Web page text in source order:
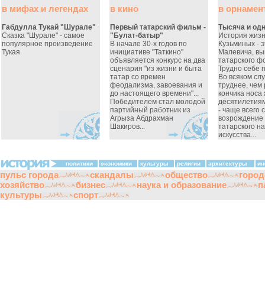
в мифах и легендах
Габдулла Тукай "Шурале"
Сказка "Шурале" - самое
популярное произведение
Тукая
в кино
Первый татарский фильм -
"Булат-батыр"
В начале 30-х годов по
инициативе "Таткино"
объявляется конкурс на два
сценария "из жизни и быта
татар со времен
феодализма, завоевания и
до настоящего времени"...
Победителем стал молодой
партийный работник из
Агрыза Абдрахман
Шакиров...
в
Тысяча и
История
Кузьминых -
Малевича,
татарского
Трудно себе
Во всяком
труднее, чем
кончика
- чаще всего
возрождение
татарского
искусства...
политики экономики культуры религии архитектуры
пульс города скандалы общество
хозяйство
бизнес наука и образование
культуры
спорт